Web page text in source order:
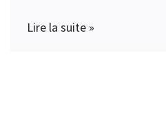
Lire la suite »